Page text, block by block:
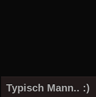
Typisch Mann.. :)